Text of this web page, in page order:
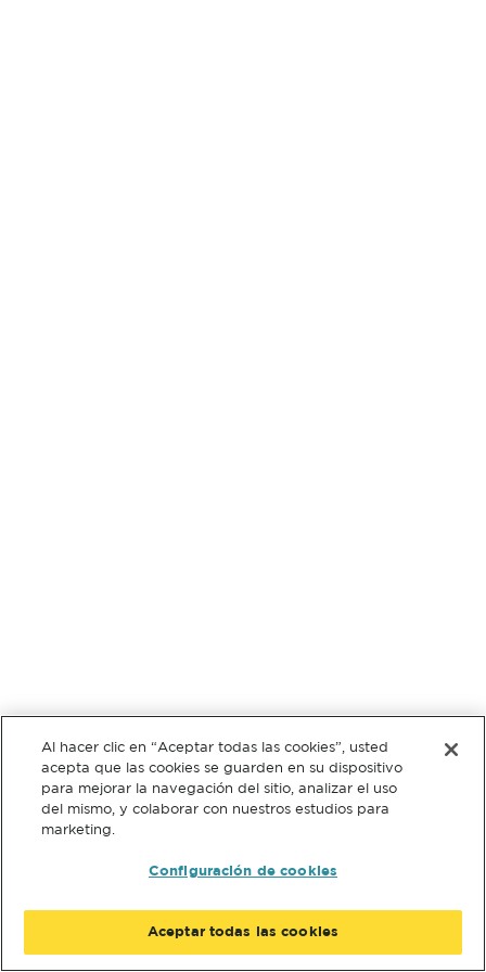
Al hacer clic en “Aceptar todas las cookies”, usted
acepta que las cookies se guarden en su dispositivo
para mejorar la navegación del sitio, analizar el uso
del mismo, y colaborar con nuestros estudios para
marketing.
Configuración de cookies
Aceptar todas las cookies